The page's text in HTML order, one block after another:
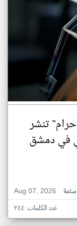
تنشر
في دمشق
Aug 07, 2026
عدد الكلمات: ٢٤٤